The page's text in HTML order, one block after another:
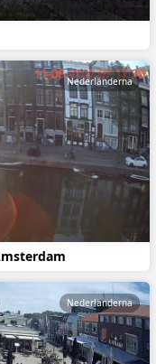
Nederländerna
Nederländerna